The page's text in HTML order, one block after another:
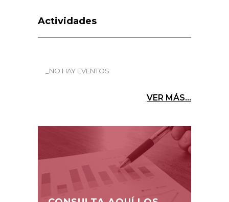
Actividades
_NO HAY EVENTOS
VER MÁS...